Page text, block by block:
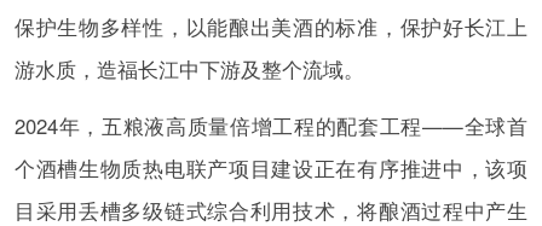
保护生物多样性，以能酿出美酒的标准，保护好长江上
游水质，造福长江中下游及整个流域。
2024年，五粮液高质量倍增工程的配套工程——全球首
个酒槽生物质热电联产项目建设正在有序推进中，该项
目采用丢槽多级链式综合利用技术，将酿酒过程中产生